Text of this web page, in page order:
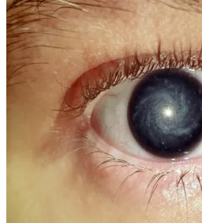
Pagina externă
Pagina externă
EIElectromagnetic Interference
Videoclipuri